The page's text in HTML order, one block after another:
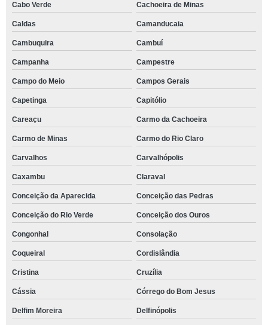
Cabo Verde Cachoeira de Minas
Caldas Camanducaia
Cambuquira Cambuí
Campanha Campestre
Campo do Meio Campos Gerais
Capetinga Capitólio
Careaçu Carmo da Cachoeira
Carmo de Minas Carmo do Rio Claro
Carvalhos Carvalhópolis
Caxambu Claraval
Conceição da Aparecida Conceição das Pedras
Conceição do Rio Verde Conceição dos Ouros
Congonhal Consolação
Coqueiral Cordislândia
Cristina Cruzília
Cássia Córrego do Bom Jesus
Delfim Moreira Delfinópolis